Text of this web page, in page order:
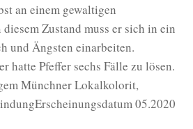
an einem gewaltigen
Zustand muss er sich in ein
und Ängsten einarbeiten.
Pfeffer sechs Fälle zu lösen.
Münchner Lokalkolorit,
05.2020